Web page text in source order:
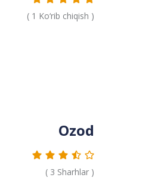
( 1 Ko‘rib chiqish )
Ozod
( 3 Sharhlar )